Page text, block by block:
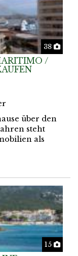
38 Fotos
/
über den
steht
als
15 Fotos